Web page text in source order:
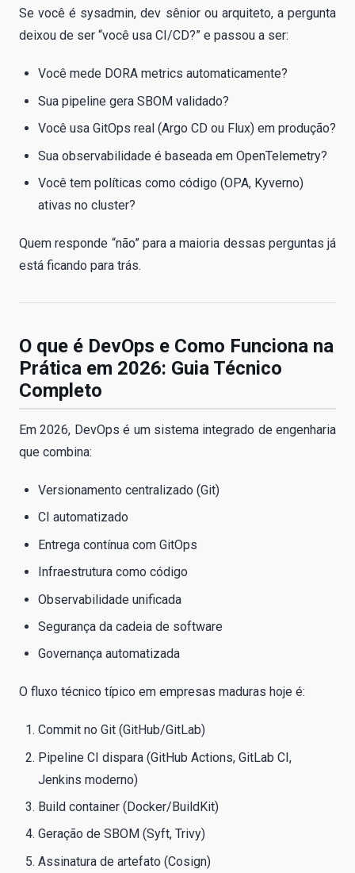
Se você é sysadmin, dev sênior ou arquiteto, a pergunta
deixou de ser “você usa CI/CD?” e passou a ser:
Você mede DORA metrics automaticamente?
Sua pipeline gera SBOM validado?
Você usa GitOps real (Argo CD ou Flux) em produção?
Sua observabilidade é baseada em OpenTelemetry?
Você tem políticas como código (OPA, Kyverno)
ativas no cluster?
Quem responde “não” para a maioria dessas perguntas já
está ficando para trás.
O que é DevOps e Como Funciona na
Prática em 2026: Guia Técnico
Completo
Em 2026, DevOps é um sistema integrado de engenharia
que combina:
Versionamento centralizado (Git)
CI automatizado
Entrega contínua com GitOps
Infraestrutura como código
Observabilidade unificada
Segurança da cadeia de software
Governança automatizada
O fluxo técnico típico em empresas maduras hoje é:
Commit no Git (GitHub/GitLab)
Pipeline CI dispara (GitHub Actions, GitLab CI,
Jenkins moderno)
Build container (Docker/BuildKit)
Geração de SBOM (Syft, Trivy)
Assinatura de artefato (Cosign)